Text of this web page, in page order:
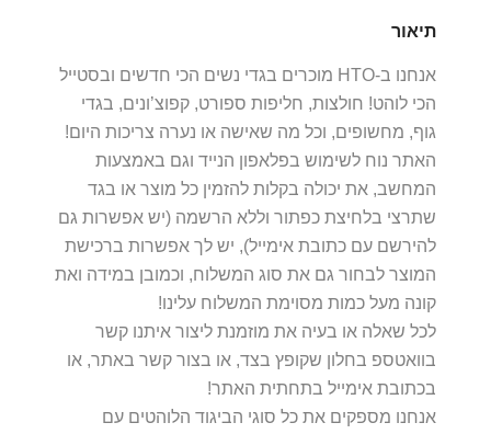
תיאור
אנחנו ב-HTO מוכרים בגדי נשים הכי חדשים ובסטייל
הכי לוהט! חולצות, חליפות ספורט, קפוצ’ונים, בגדי
גוף, מחשופים, וכל מה שאישה או נערה צריכות היום!
האתר נוח לשימוש בפלאפון הנייד וגם באמצעות
המחשב, את יכולה בקלות להזמין כל מוצר או בגד
שתרצי בלחיצת כפתור וללא הרשמה (יש אפשרות גם
להירשם עם כתובת אימייל), יש לך אפשרות ברכישת
המוצר לבחור גם את סוג המשלוח, וכמובן במידה ואת
קונה מעל כמות מסוימת המשלוח עלינו!
לכל שאלה או בעיה את מוזמנת ליצור איתנו קשר
בוואטספ בחלון שקופץ בצד, או בצור קשר באתר, או
בכתובת אימייל בתחתית האתר!
אנחנו מספקים את כל סוגי הביגוד הלוהטים עם